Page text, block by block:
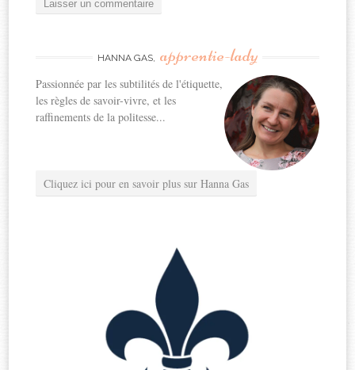
HANNA GAS, apprentie-lady
Passionnée par les subtilités de l'étiquette,
les règles de savoir-vivre, et les
raffinements de la politesse...
Cliquez ici pour en savoir plus sur Hanna Gas